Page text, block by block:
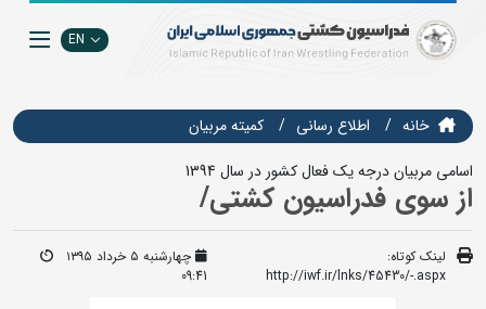
EN
خانه اطلاع رسانی
كميته مربيان
اسامی مربیان درجه یک فعال کشور در سال 1394
از سوی فدراسیون کشتی/
لینک کوتاه:
http://iwf.ir/lnks/45430/-.aspx
چهارشنبه ۵ خرداد ۱۳۹۵
09:41